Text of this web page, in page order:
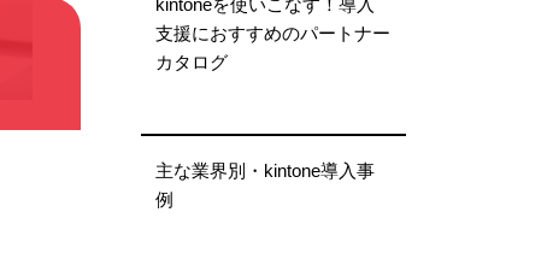
kintoneを使いこなす！導入
支援におすすめのパートナー
カタログ
主な業界別・kintone導入事
例